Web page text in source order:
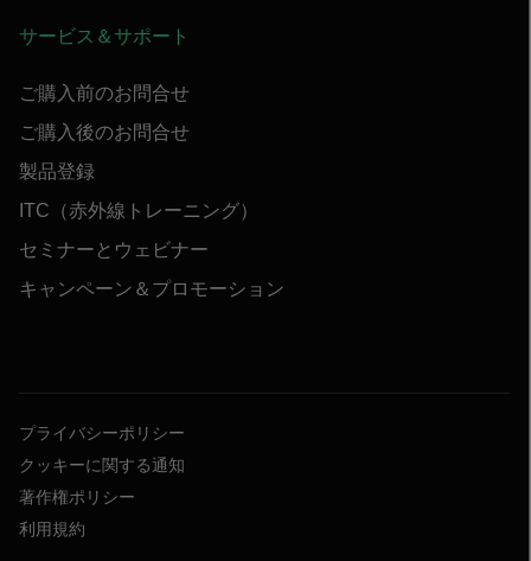
サービス＆サポート
ご購入前のお問合せ
ご購入後のお問合せ
製品登録
ITC（赤外線トレーニング）
セミナーとウェビナー
キャンペーン＆プロモーション
プライバシーポリシー
クッキーに関する通知
著作権ポリシー
利用規約